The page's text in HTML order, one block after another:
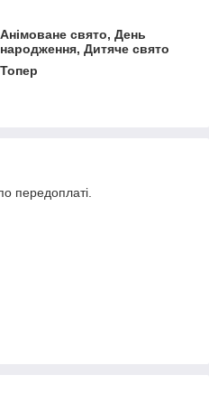
Анімоване свято, День
народження, Дитяче свято
Топер
передоплаті.